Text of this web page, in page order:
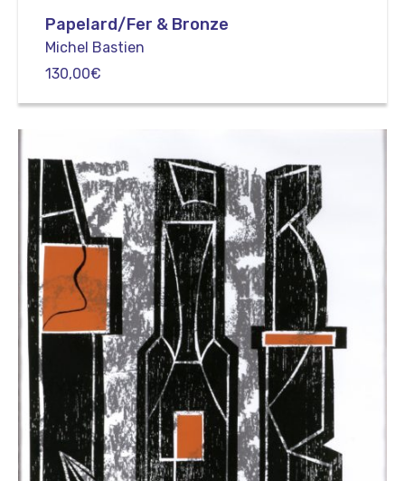
Papelard/Fer & Bronze
Michel Bastien
130,00€